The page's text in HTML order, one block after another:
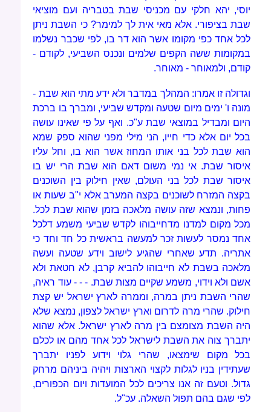
יוסי, יהא חלקי עם מכניסי שבת בטבריה ועם מוציאי
שבת בציפורי. אלא מאי אית לך למימר? כי השבת ניתן
לכל אחד כפי מקומו אשר הוא דר בו, לפי שכבר נשלמו
במקומות ששה הקפים שלמים ונכנס השביעי, לקודם -
קודם, ולמאוחר - מאוחר.
וגדולה זו אמרו: המהלך במדבר ולא ידע מתי הוא שבת -
מונה ו' ימים מיום שטעה ומקדש שביעי, ומברך בו ברכת
היום ומבדיל במוצאי שבת ע"כ. ואף על פי שאינו עושה
בכל יום אלא כדי חייו, הני מילי מפני שהוא ספק שמא
הוא שבת לכל בני אותו המחוז אשר הוא בו, וחל עליו
איסור שבת. אי נמי משום דאם הוא שבת הרי יש בו
איסור שבת לכל בני העולם, שאין חילוק בין השוכנים
בקצה המזרח לשוכנים בקצה המערב אלא י"ב שעות או
פחות, ונמצא שזה עושה מלאכה בזמן שהוא שבת לכל.
מכל מקום למדנו מדחייבוהו לקדש שביעי משמע דלכל
אחד נמסר לעשות זכר למעשה בראשית כל חד וחד כי
אתריה. תדע שאחרי שהגיע לישוב וידע שטעה ועשה
מלאכה בשבת לא חייבוהו להביא קרבן, לא חטאת ולא
אשם ולא וידוי, משמע שקיים מצות שבת. - - - עוד ראיה,
שהרי השבת ניתן במרה, וממרה לארץ ישראל יש קצת
חילוק. שהרי מרה לדרום וארץ ישראל לצפון, נמצא שלא
היה השבת מצומצם בין מרה לארץ ישראל. אלא שהוא
יתברך צוה את השבת לישראל לכל אחד מהם או לכלם
בכל מקום שימצאו, שהרי גלוי וידוע לפניו יתברך
שעתידין בניו לגלות לקצוי הארצות ויהיה ביניהם מרחק
גדול. וטעם זה אנו צריכים לכל המועדות ויום הכפורים,
לפי שגם בהם תפול השאלה. עכ"ל.